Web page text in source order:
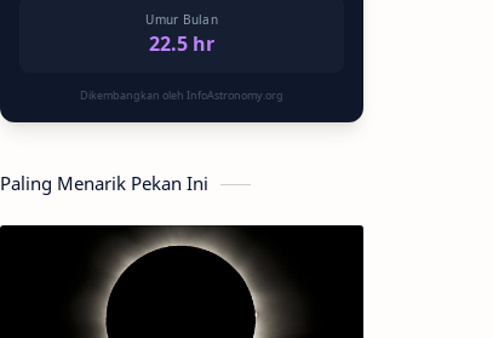
Umur Bulan
22.5 hr
Dikembangkan oleh InfoAstronomy.org
Paling Menarik Pekan Ini